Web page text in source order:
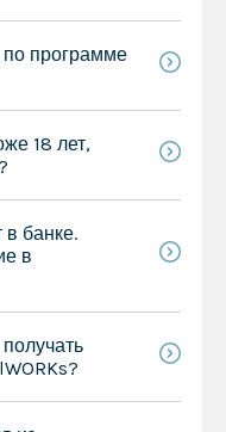
по программе
18 лет,
банке.
в